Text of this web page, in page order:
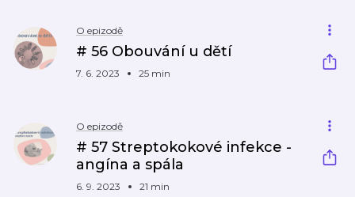
O epizodě
# 56 Obouvání u dětí
7. 6. 2023 25 min
O epizodě
# 57 Streptokokové infekce -
angína a spála
6. 9. 2023 21 min